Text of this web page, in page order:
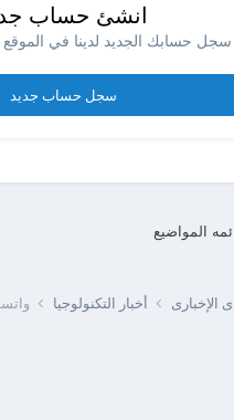
انشئ حساب
سجل حسابك الجديد لدينا في الموقع
سجل حساب جديد
المواضيع
الإخبارى أخبار التكنولوجيا واتساب يحذر 2 مليار